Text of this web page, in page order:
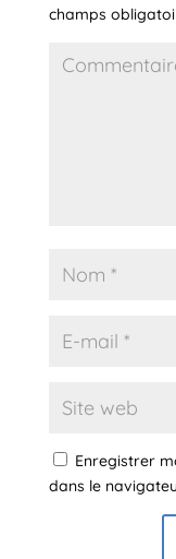
champs
Enregistrer
dans le